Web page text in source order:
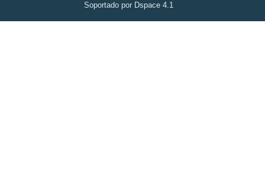
Soportado por Dspace 4.1